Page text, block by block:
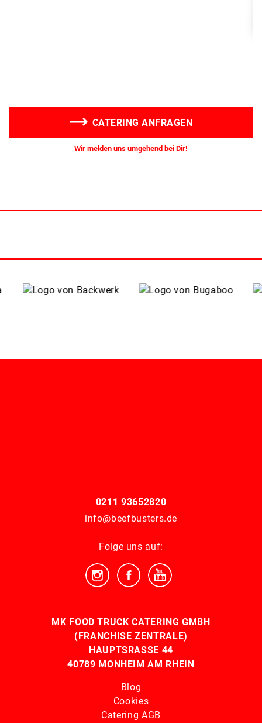
CATERING ANFRAGEN
Wir melden uns umgehend bei Dir!
0211 93652820
info@beefbusters.de
Folge uns auf:
MK FOOD TRUCK CATERING GMBH
(FRANCHISE ZENTRALE)
HAUPTSRASSE 44
40789 MONHEIM AM RHEIN
Blog
Cookies
Catering AGB